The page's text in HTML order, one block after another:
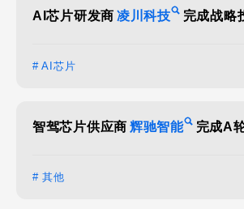
AI芯片研发商 凌川科技 完成战略
# AI芯片
智驾芯片供应商 辉驰智能 完成A
# 其他